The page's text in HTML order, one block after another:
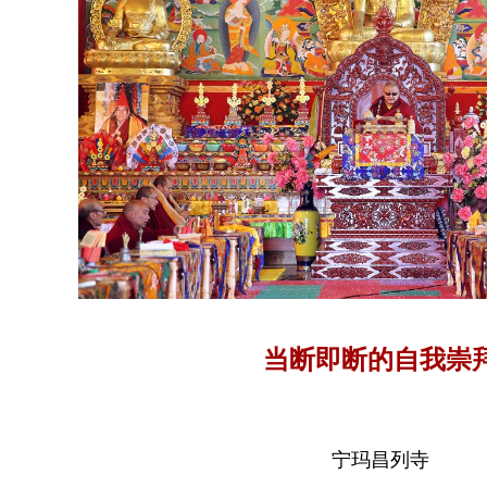
当断即断的自我崇
宁玛昌列寺